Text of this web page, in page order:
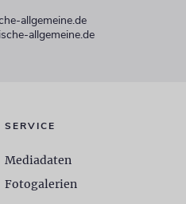
allgemeine.de
allgemeine.de
SERVICE
Mediadaten
Fotogalerien